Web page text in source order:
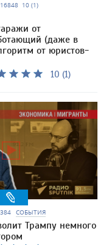
16848 10 (1)
от
(даже в
от юристов-
10 (1)
384 СОБЫТИЯ
Трампу немного